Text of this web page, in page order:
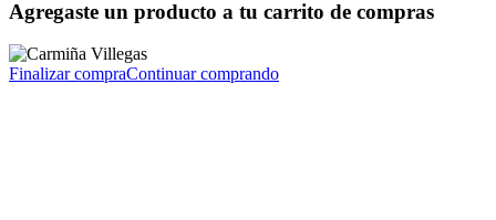
Agregaste un producto a tu carrito de compras
Finalizar compraContinuar comprando